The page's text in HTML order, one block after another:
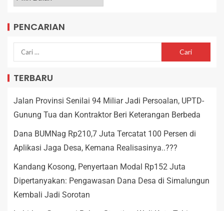
PENCARIAN
TERBARU
Jalan Provinsi Senilai 94 Miliar Jadi Persoalan, UPTD-
Gunung Tua dan Kontraktor Beri Keterangan Berbeda
Dana BUMNag Rp210,7 Juta Tercatat 100 Persen di
Aplikasi Jaga Desa, Kemana Realisasinya..???
Kandang Kosong, Penyertaan Modal Rp152 Juta
Dipertanyakan: Pengawasan Dana Desa di Simalungun
Kembali Jadi Sorotan